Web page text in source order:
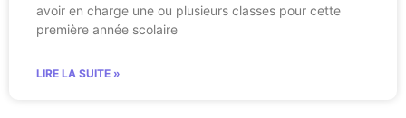
avoir en charge une ou plusieurs classes pour cette
première année scolaire
LIRE LA SUITE »